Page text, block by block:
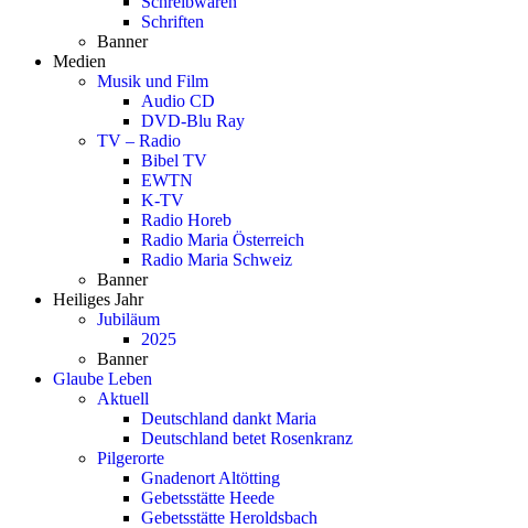
Schriften
Banner
Medien
Musik und Film
Audio CD
DVD-Blu Ray
TV – Radio
Bibel TV
EWTN
K-TV
Radio Horeb
Radio Maria Österreich
Radio Maria Schweiz
Banner
Heiliges Jahr
Jubiläum
2025
Banner
Glaube Leben
Aktuell
Deutschland dankt Maria
Deutschland betet Rosenkranz
Pilgerorte
Gnadenort Altötting
Gebetsstätte Heede
Gebetsstätte Heroldsbach